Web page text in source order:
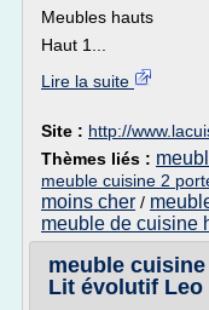
Meubles hauts
Haut 1...
Lire la suite
Site : http://
Thèmes liés :
meuble cuisine 2
moins cher /
meuble de cuisine
meuble
Lit évolutif Leo